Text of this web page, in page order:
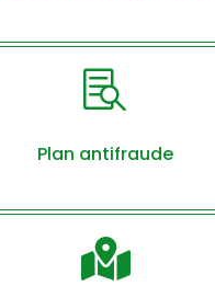

Plan antifraude
